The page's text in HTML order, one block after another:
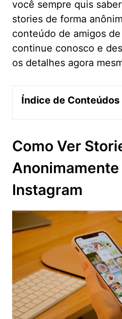
você sempre quis
stories de forma
conteúdo de amigos
continue conosco e
os detalhes agora
Índice de Conteúdos
Como Ver
Anonimamente
Instagram